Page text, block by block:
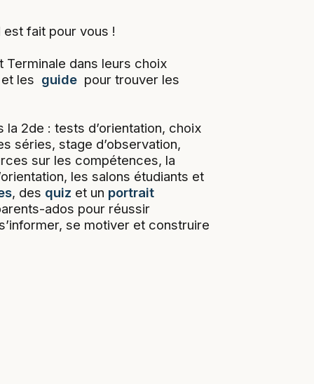
est fait pour vous !
Terminale dans leurs choix
les guidepour trouver les
2de : tests d’orientation, choix
séries, stage d’observation,
sur les compétences, la
les salons étudiants et
, des quiz et un portrait
ados pour réussir
se motiver et construire